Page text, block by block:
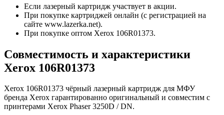
Если лазерный картридж участвует в акции.
При покупке картриджей онлайн (с регистрацией на
сайте www.lazerka.net).
При покупке оптом Xerox 106R01373.
Совместимость и характеристики
Xerox 106R01373
Xerox 106R01373 чёрный лазерный картридж для МФУ
бренда Xerox гарантированно оригинальный и совместим с
принтерами Xerox Phaser 3250D / DN.